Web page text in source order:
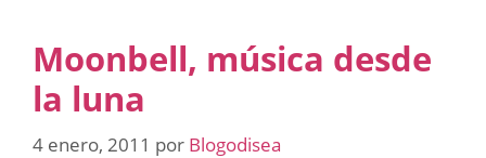
Moonbell, música desde
la luna
4 enero, 2011 por Blogodisea